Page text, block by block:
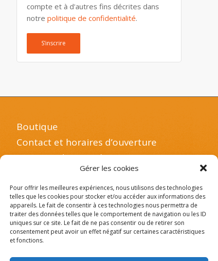
Gérer les cookies
Pour offrir les meilleures expériences, nous utilisons des technologies
telles que les cookies pour stocker et/ou accéder aux informations des
appareils. Le fait de consentir à ces technologies nous permettra de
traiter des données telles que le comportement de navigation ou les ID
uniques sur ce site. Le fait de ne pas consentir ou de retirer son
consentement peut avoir un effet négatif sur certaines caractéristiques
et fonctions.
compte et à d'autres fins décrites dans
notre politique de confidentialité.
S’inscrire
Boutique
Contact et horaires d’ouverture
A propos de notre boutique
Mentions légales et politique de
confidentialité
Mon compte client